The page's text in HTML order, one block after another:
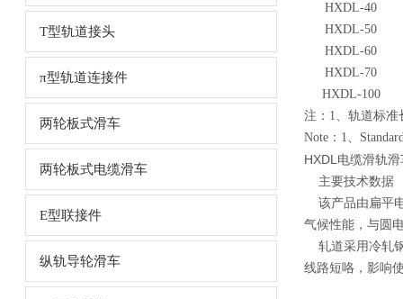
T型轨道接头
π型轨道连接件
两轮板式滑车
两轮板式电缆滑车
E型联接件
纵轨导轮滑车
HXDL-40
HXDL-50
HXDL-60
HXDL-70
HXDL-100
注： 1、轨道标准
Note： 1、
HXDL电缆滑轨
主要技术数据
该产品由扁平
气候性能，与圆
轧道采用冷轧
线路短咯，影响